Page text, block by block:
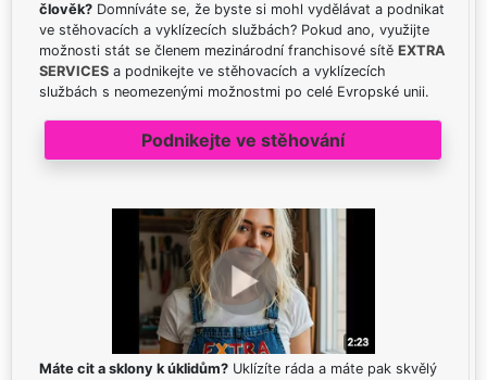
člověk? Domníváte se, že byste si mohl vydělávat a podnikat
ve stěhovacích a vyklízecích službách? Pokud ano, využijte
možnosti stát se členem mezinárodní franchisové sítě EXTRA
SERVICES a podnikejte ve stěhovacích a vyklízecích
službách s neomezenými možnostmi po celé Evropské unii.
Podnikejte ve stěhování
Máte cit a sklony k úklidům? Uklízíte ráda a máte pak skvělý